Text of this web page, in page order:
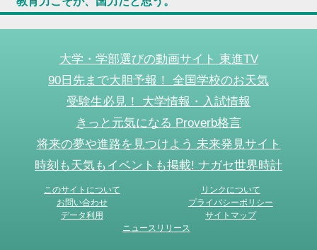
大学・学部選びの動画サイト 東進TV
90日先まで大胆予報！ 全国学校のお天気
受験生必見！ 大学情報・入試情報
きっと元気になる Proverb格言
将来の夢や進路を見つけよう 未来発見サイト
時刻も天気もイベントも掲載! ナガセ世界時計
このサイトについて
リンクについて
お問い合わせ
プライバシーポリシー
データ利用
サイトマップ
ニュースリリース